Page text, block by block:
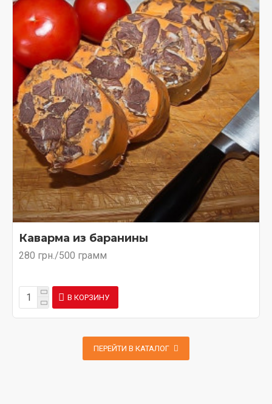
Каварма из баранины
280 грн./500 грамм
В КОРЗИНУ
ПЕРЕЙТИ В КАТАЛОГ